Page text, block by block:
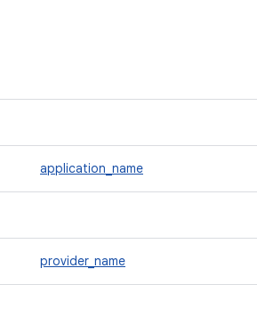
application_name
provider_name